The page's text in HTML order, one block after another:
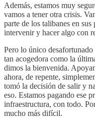
Además, estamos muy
vamos a tener otra crisis.
parte de los talibanes en
intervenir y hacer algo con
Pero lo único desafortunado
tan acogedora como la
dimos la bienvenida.
ahora, de repente,
tomó la decisión de salir y
eso. Estamos pagando ese
infraestructura, con todo.
mucho más difícil.